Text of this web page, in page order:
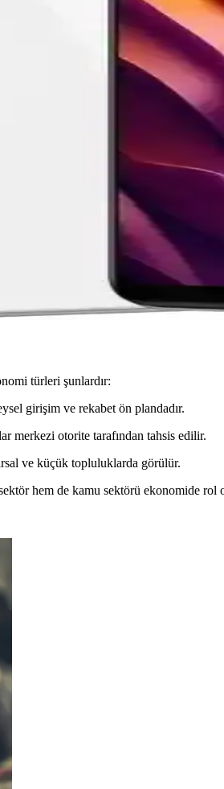
Teknik, ekonomik ve çevresel
ve Kullanıcı Deneyimleri
yöneliktir. Teknik detaylar sınırlı olsa
önemli noktaları içerir. Analizler
semboller hakkında detaylar içerir.
sunuyor. Alternatif platformlar ve
türleri şunlardır:
girişim ve rekabet ön plandadır.
merkezi otorite tarafından tahsis edilir.
ve küçük topluluklarda görülür.
hem de kamu sektörü ekonomide rol